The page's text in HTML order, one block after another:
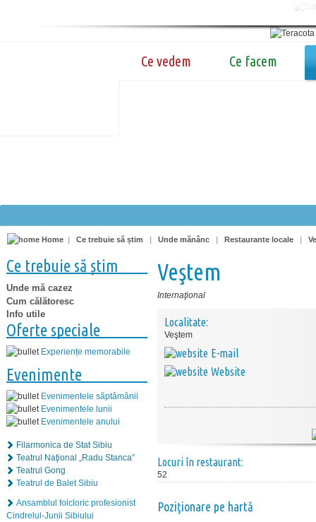
Ce vedem Ce facem
Home | Ce trebuie să știm | Unde mănânc | Restaurante locale |
Ce trebuie să știm
Unde mă cazez
Cum călătoresc
Info utile
Oferte speciale
Experiențe memorabile
Evenimente
Evenimentele săptămânii
Evenimentele lunii
Evenimentele anului
Filarmonica de Stat Sibiu
Teatrul Naţional „Radu Stanca”
Teatrul Gong
Teatrul de Balet Sibiu
Ansamblul folcloric profesionist
Cindrelul-Junii Sibiului
Veştem
Internaţional
Localitate:
Veştem
E-mail
Website
Locuri în restaurant:
52
Poziţionare pe hartă